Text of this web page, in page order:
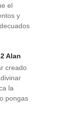
el
y
Alan
creado
la
pongas